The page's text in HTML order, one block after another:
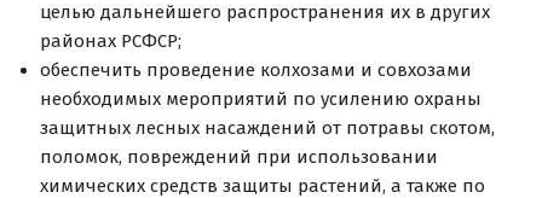
целью дальнейшего распространения их в других
районах РСФСР;
обеспечить проведение колхозами и совхозами
необходимых мероприятий по усилению охраны
защитных лесных насаждений от потравы скотом,
поломок, повреждений при использовании
химических средств защиты растений, а также по